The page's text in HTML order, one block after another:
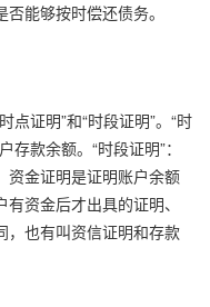
能够按时偿还债务。
点证明”和“时段证明”。“时
款余额。“时段证明”：
资金证明是证明账户余额
资金后才出具的证明、
，也有叫资信证明和存款